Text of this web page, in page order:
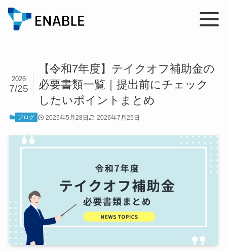
【令和7年度】テイクオフ補助金の
必要書類一覧｜提出前にチェック
したいポイントまとめ
2026
7/25
ブログ 2025年5月28日 2026年7月25日